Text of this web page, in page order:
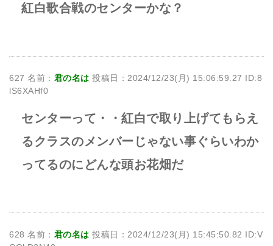
紅白歌合戦のセンターかな？
627 名前： 君の名は 投稿日：2024/12/23(月) 15:06:59.27 ID:8
lS6XAHf0
センターって・・紅白で取り上げてもらえ
るクラスのメンバーじゃない事ぐらいわか
ってるのにどんな頭お花畑だ
628 名前： 君の名は 投稿日：2024/12/23(月) 15:45:50.82 ID:V